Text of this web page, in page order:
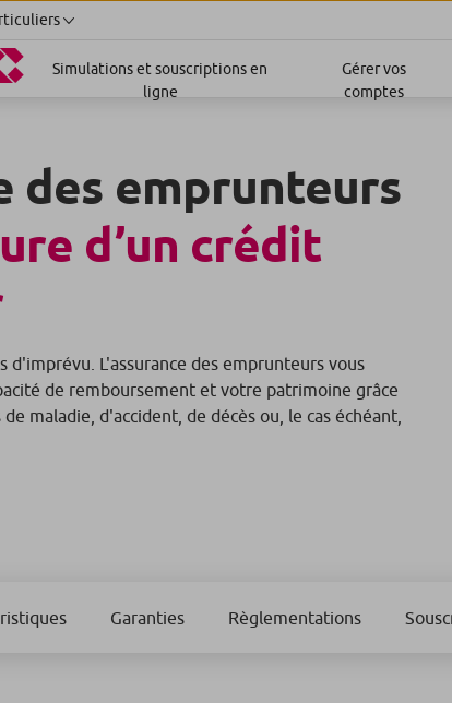
Simulations et souscriptions en
ligne
Gérer vos
comptes
des emprunteurs
d’un crédit
d'imprévu. L'assurance des emprunteurs vous
de remboursement et votre patrimoine grâce
maladie, d'accident, de décès ou, le cas échéant,
Garanties Règlementations